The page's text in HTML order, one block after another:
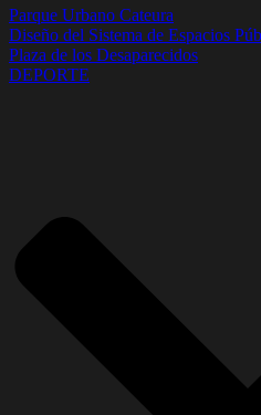
Parque Urbano Cateura
Diseño del Sistema de Espacios
Plaza de los Desaparecidos
DEPORTE